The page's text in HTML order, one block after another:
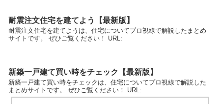
耐震注文住宅を建てよう【最新版】
耐震注文住宅を建てようは、住宅についてプロ視線で解説したまとめ
サイトです。 ぜひご覧ください！ URL:
新築一戸建て買い時をチェック【最新版】
新築一戸建て買い時をチェックは、住宅についてプロ視線で解説した
まとめサイトです。 ぜひご覧ください！ URL: